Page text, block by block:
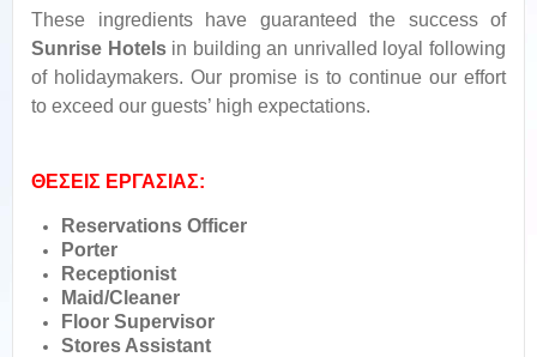
These ingredients have guaranteed the success of
Sunrise Hotelsin building an unrivalled loyal following
of holidaymakers. Our promise is to continue our effort
to exceed our guests’ high expectations.
ΘΕΣΕΙΣ ΕΡΓΑΣΙΑΣ:
Reservations Officer
Porter
Receptionist
Maid/Cleaner
Floor Supervisor
Stores Assistant